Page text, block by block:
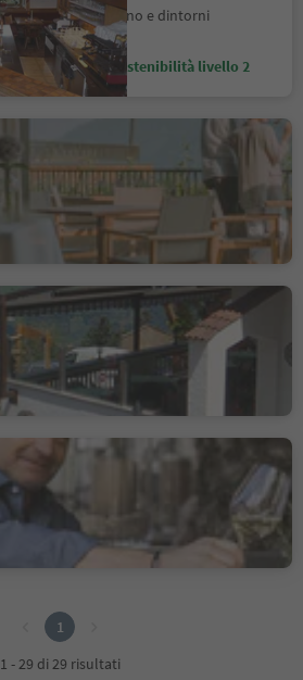
Parcines, Merano e dintorni
Marchio sostenibilità livello 2
Ristorante Café
Niedermair
Vallettina, Parcines, Merano e dintorni
Marchio sostenibilità livello 3
Trattoria Brünnl
Quadrato, Parcines, Merano e dintorni
"Bussl and more"
Parcines, Merano e dintorni
1
1 - 29 di 29 risultati